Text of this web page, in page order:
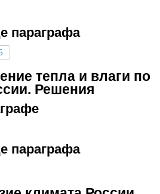
параграфа
тепла и влаги по
Решения
параграфа